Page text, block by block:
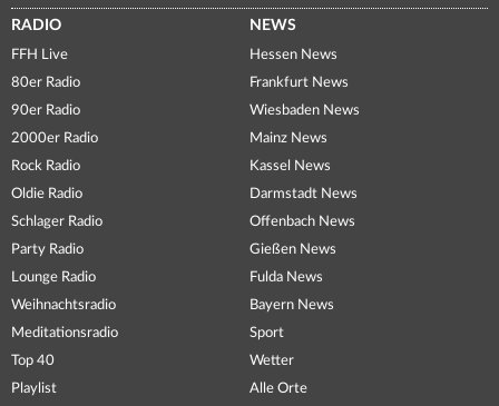
RADIO
FFH Live
80er Radio
90er Radio
2000er Radio
Rock Radio
Oldie Radio
Schlager Radio
Party Radio
Lounge Radio
Weihnachtsradio
Meditationsradio
Top 40
Playlist
NEWS
Hessen News
Frankfurt News
Wiesbaden News
Mainz News
Kassel News
Darmstadt News
Offenbach News
Gießen News
Fulda News
Bayern News
Sport
Wetter
Alle Orte